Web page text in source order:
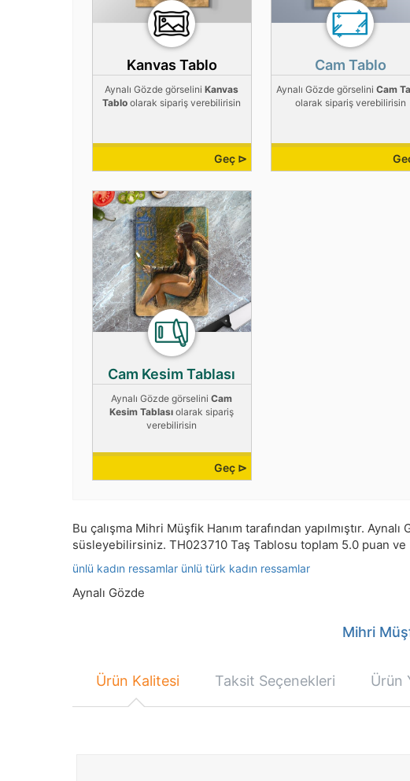
Kanvas Tablo
Aynalı Gözde görseliniKanvas
Tablo olarak sipariş verebilirisin
Geç ⊳
Cam Tablo
Aynalı Gözde görselini Cam
olarak sipariş verebilirisin
Cam Kesim Tablası
Aynalı Gözde görseliniCam
Kesim Tablası olarak sipariş
verebilirisin
Geç ⊳
Bu çalışma Mihri Müşfik Hanım tarafından yapılmıştır. Aynalı
süsleyebilirsiniz. TH023710 Taş Tablosu toplam 5.0 puan ve
ünlü kadın ressamlar ünlü türk kadın ressamlar
Aynalı Gözde
Mihri
Ürün Kalitesi Taksit Seçenekleri Ürün